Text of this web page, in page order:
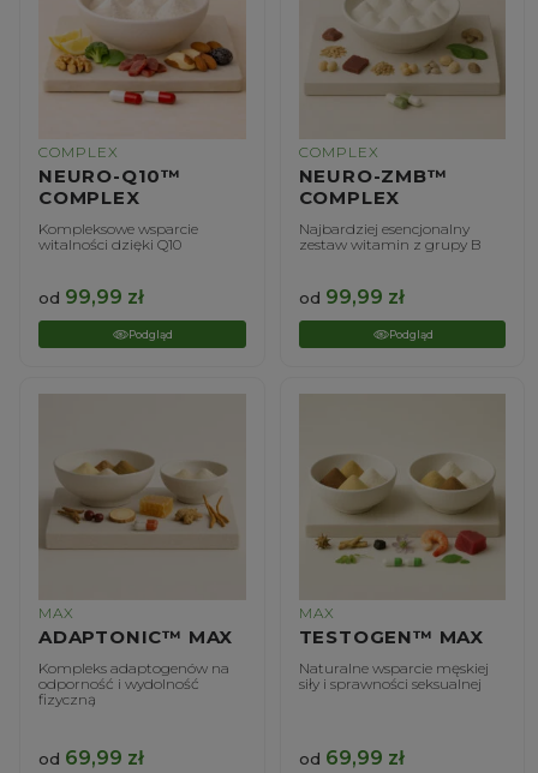
COMPLEX
NEURO-Q10™
COMPLEX
Kompleksowe wsparcie
witalności dzięki Q10
od 99,99 zł
Podgląd
COMPLEX
NEURO-ZMB™
COMPLEX
Najbardziej esencjonalny
zestaw witamin z grupy B
od 99,99 zł
Podgląd
MAX
ADAPTONIC™ MAX
Kompleks adaptogenów na
odporność i wydolność
fizyczną
od 69,99 zł
MAX
TESTOGEN™ MAX
Naturalne wsparcie męskiej
siły i sprawności seksualnej
od 69,99 zł